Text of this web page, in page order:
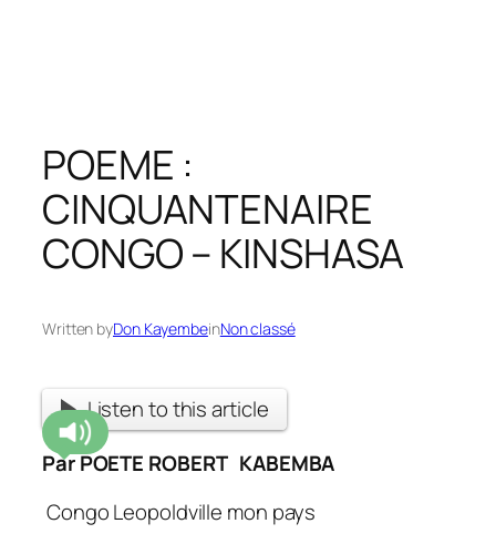
POEME :
CINQUANTENAIRE
CONGO – KINSHASA
Written byDon KayembeinNon classé
Listen to this article
Par POETE ROBERT KABEMBA
Congo Leopoldville mon pays